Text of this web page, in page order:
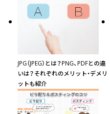
(￥5,130 税込)
450
(￥7,120 税込)
(￥5,370 税込)
(￥7,280 税込)
JPG（JPEG）とは？PNG、PDFとの違
いは？それぞれのメリット・デメリ
ットも紹介